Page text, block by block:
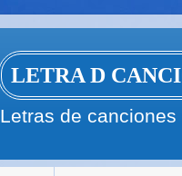
LETRA D
Letras de